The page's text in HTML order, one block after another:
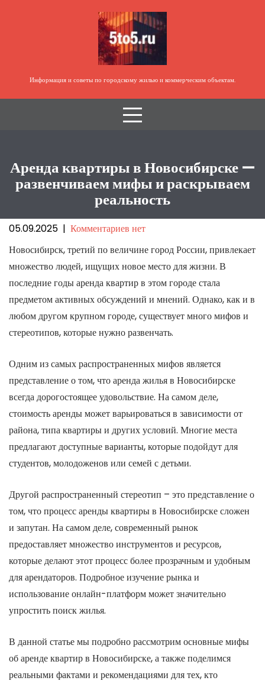
Информация и советы по городскому жилью и коммерческим объектам.
Аренда квартиры в Новосибирске —
развенчиваем мифы и раскрываем
реальность
05.09.2025 | Комментариев нет
Новосибирск, третий по величине город России, привлекает
множество людей, ищущих новое место для жизни. В
последние годы аренда квартир в этом городе стала
предметом активных обсуждений и мнений. Однако, как и в
любом другом крупном городе, существует много мифов и
стереотипов, которые нужно развенчать.
Одним из самых распространенных мифов является
представление о том, что аренда жилья в Новосибирске
всегда дорогостоящее удовольствие. На самом деле,
стоимость аренды может варьироваться в зависимости от
района, типа квартиры и других условий. Многие места
предлагают доступные варианты, которые подойдут для
студентов, молодоженов или семей с детьми.
Другой распространенный стереотип – это представление о
том, что процесс аренды квартиры в Новосибирске сложен
и запутан. На самом деле, современный рынок
предоставляет множество инструментов и ресурсов,
которые делают этот процесс более прозрачным и удобным
для арендаторов. Подробное изучение рынка и
использование онлайн-платформ может значительно
упростить поиск жилья.
В данной статье мы подробно рассмотрим основные мифы
об аренде квартир в Новосибирске, а также поделимся
реальными фактами и рекомендациями для тех, кто